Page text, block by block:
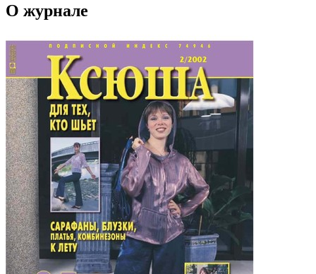
О журнале